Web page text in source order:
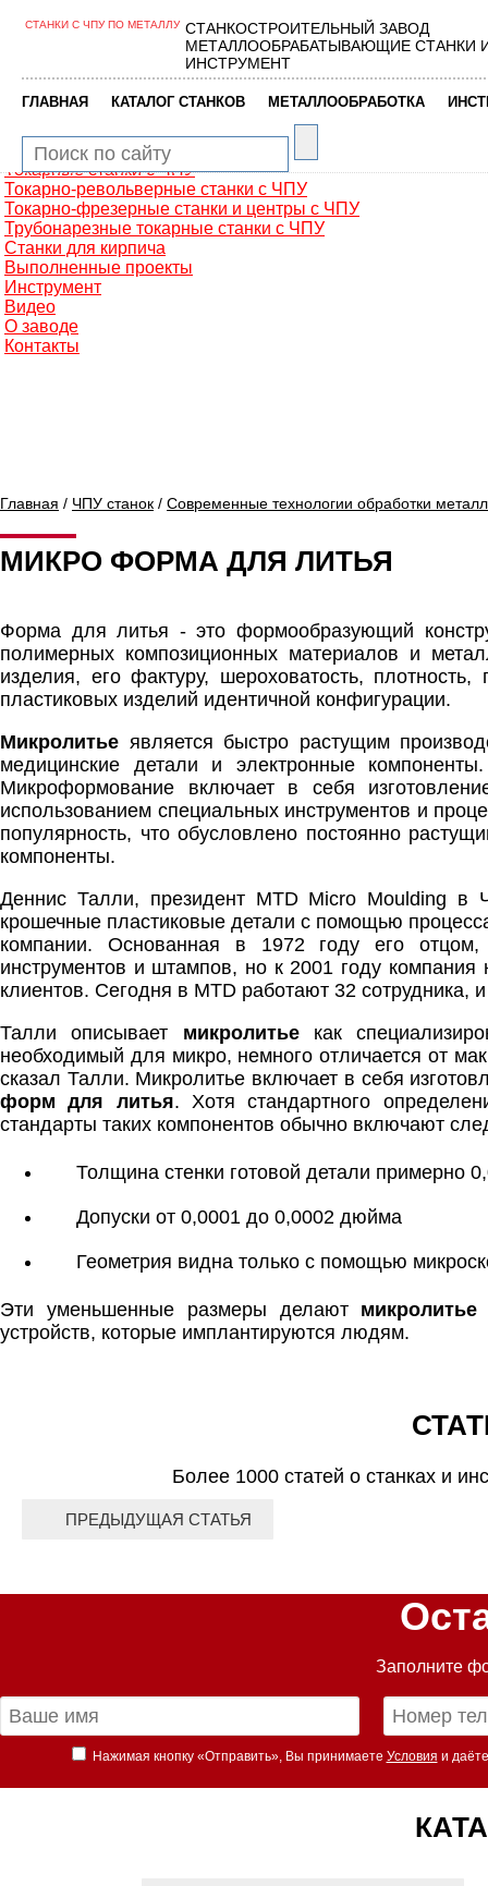
Главная
Фрезерные обрабатывающие центры
Сверлильно-фрезерные станки
Промышленные роботы манипуляторы
Токарные автоматы с ЧПУ
Токарные станки с ЧПУ
Токарно-револьверные станки с ЧПУ
Токарно-фрезерные станки и центры с ЧПУ
Трубонарезные токарные станки с ЧПУ
Станки для кирпича
Выполненные проекты
Инструмент
Видео
О заводе
Контакты
СТАНКИ С ЧПУ ПО МЕТАЛЛУ СТАНКОСТРОИТЕЛЬНЫЙ ЗАВОД
МЕТАЛЛООБРАБАТЫВАЮЩИЕ СТАНКИ
ИНСТРУМЕНТ
ГЛАВНАЯ КАТАЛОГ СТАНКОВ МЕТАЛЛООБРАБОТКА
Главная / ЧПУ станок / Современные технологии обработки
МИКРО ФОРМА ДЛЯ ЛИТЬЯ
Форма для литья - это формообразующий
полимерных композиционных материалов и
изделия, его фактуру, шероховатость,
пластиковых изделий идентичной конфигурации.
Микролитье является быстро растущим
медицинские детали и электронные
Микроформование включает в себя
использованием специальных инструментов и
популярность, что обусловлено постоянно
компоненты.
Деннис Талли, президент MTD Micro Moulding в
крошечные пластиковые детали с помощью
компании. Основанная в 1972 году его
инструментов и штампов, но к 2001 году компания
клиентов. Сегодня в MTD работают 32 сотрудника,
Талли описывает микролитьекак
необходимый для микро, немного отличается от
сказал Талли. Микролитье включает в себя
форм для литья. Хотя стандартного
стандарты таких компонентов обычно включают
Толщина стенки готовой детали примерно
Допуски от 0,0001 до 0,0002 дюйма
Геометрия видна только с помощью
Эти уменьшенные размеры делают микролитье
устройств, которые имплантируются людям.
Более 1000 статей о станках и
ПРЕДЫДУЩАЯ СТАТЬЯ
Заполните
Нажимая кнопку «Отправить», Вы принимаете Условия и